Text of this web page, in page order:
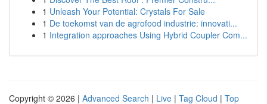
1 Unleash Your Potential: Crystals For Sale
1 De toekomst van de agrofood industrie: innovati...
1 Integration approaches Using Hybrid Coupler Com...
Copyright © 2026 | Advanced Search | Live | Tag Cloud | Top